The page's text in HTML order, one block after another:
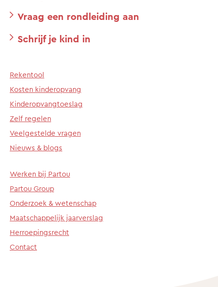
Vraag een rondleiding aan
Schrijf je kind in
Rekentool
Kosten kinderopvang
Kinderopvangtoeslag
Zelf regelen
Veelgestelde vragen
Nieuws & blogs
Werken bij Partou
Partou Group
Onderzoek & wetenschap
Maatschappelijk jaarverslag
Herroepingsrecht
Contact